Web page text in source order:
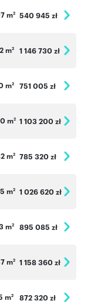
m2 540 945 zł
m2 1 146 730 zł
m2 751 005 zł
m2 1 103 200 zł
m2 785 320 zł
m2 1 026 620 zł
m2 895 085 zł
m2 1 158 360 zł
m2 872 320 zł